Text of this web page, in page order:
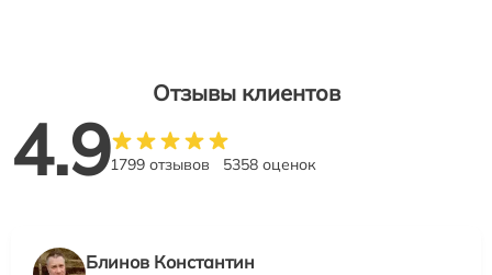
Отзывы клиентов
4.91799 отзывов 5358 оценок
Блинов Константин